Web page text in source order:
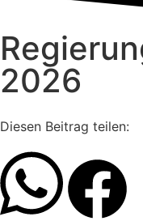
2026
Diesen Beitrag teilen: